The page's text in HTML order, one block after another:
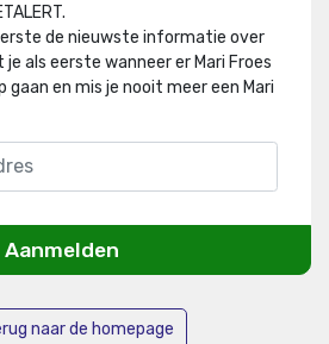
de nieuwste informatie over
je als eerste wanneer er Mari Froes
gaan en mis je nooit meer een Mari
Aanmelden
naar de homepage